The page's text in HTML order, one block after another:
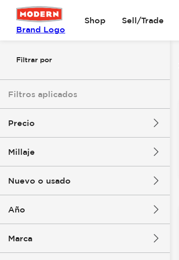
Brand Logo
Shop Sell/Trade
Filtrar por
Filtros aplicados
Precio
Millaje
Nuevo o usado
Año
Marca